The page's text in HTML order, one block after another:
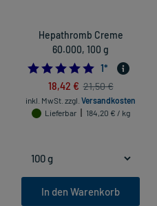
Hepathromb Creme
60.000, 100 g
5.0
1*
18,42 € 21,50 €
inkl. MwSt. zzgl. Versandkosten
Lieferbar
184,20 € / kg
In den Warenkorb